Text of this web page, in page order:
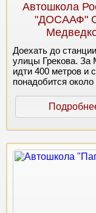
Автошкола
"ДОСААФ"
Доехать до
улицы Грекова. За
идти 400 метров и
понадобится